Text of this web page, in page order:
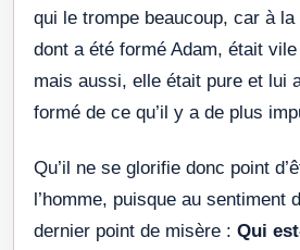
qui le trompe beaucoup, car à
dont a été formé Adam, était
mais aussi, elle était pure et lui
formé de ce qu’il y a de plus
Qu’il ne se glorifie donc point
l’homme, puisque au sentiment
dernier point de misère : Qui